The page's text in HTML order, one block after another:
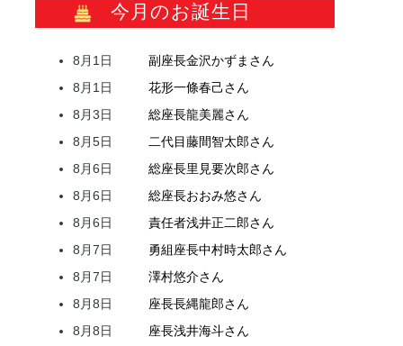
今月のお誕生日
8月1日 副座長金沢かずま さん
8月1日
花形一條春己さん
8月3日
総座長龍美麗さん
8月5日
二代目藤間智太郎さん
8月6日
総座長里見要次郎さん
8月6日
総座長おおみ悠さん
8月6日
責任者浅井正二郎さん
8月7日
勇組座長中村時太郎さん
8月7日
澤村悠介さん
8月8日
座長長縄龍郎さん
8月8日
座長浅井海斗さん